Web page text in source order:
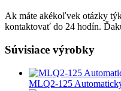
Ak máte akékoľvek otázky
kontaktovať do 24 hodín.
Súvisiace výrobky
MLQ2-125